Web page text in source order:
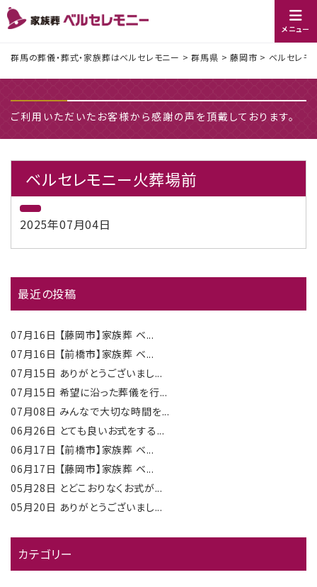
メニュー
群馬の葬儀・葬式・家族葬はベルセレモニー >群馬県 >藤岡市 > ベルセレモ
ご利用いただいたお客様から感謝の声を頂戴しております。
ベルセレモニー火葬場前
2025年07月04日
最近の投稿
07月16日 【藤岡市】家族葬 ベ...
07月16日 【前橋市】家族葬 ベ...
07月15日 ありがとうございまし...
07月15日 希望に沿った葬儀を行...
07月08日 みんなで大切な時間を...
06月26日 とても良いお式をする...
06月17日 【前橋市】家族葬 ベ...
06月17日 【藤岡市】家族葬 ベ...
05月28日 とどこおりなくお式が...
05月20日 ありがとうございまし...
カテゴリー